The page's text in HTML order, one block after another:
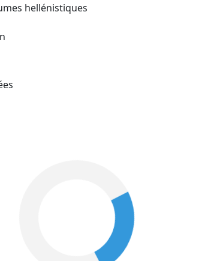
hellénistiques